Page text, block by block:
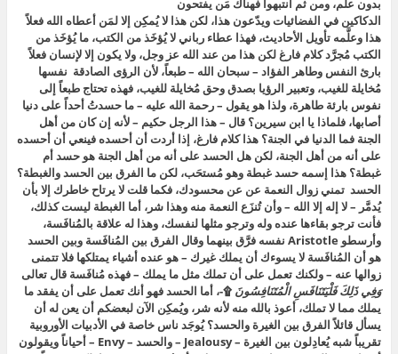
الدكاكين في الفضائيات ويدّعون هذا، لكن هذا لا يُمكِن إلا لمَن أعطاه الله فعلاً
هذا وعلَّمه تأويل الأحاديث، فهذا عطاء رباني لا يُؤخَذ من الكتب، ما يُؤخَذ من
الكتب مُجرَّد كلام فارغ لكن هذا من عند الله عز وجل، ولا يكون إلا لإنسان فعلاً
بارئ النفس وطاهر الفؤاد – سبحان الله – طبعاً، لأن الرؤى الصادقة نفسها
مُخايلة للغيب، وتعبير الرؤيا بصدق وحق مُخايلة للغيب، فهذه تحتاج طبعاً إلى
نفوس بارئة طاهرة، ولذا هو يقول – رحمة الله عليه – ما حسدتُ أحداً على دنيا
أصابها، فلماذا يا ابن سيرين؟ قال – هذا الرجل حكيم – لأنه إن كان من أهل
الجنة فما الدنيا في الجنة؟ هذا كلام فارغ، إذا أردت أن أحسده فينعي أن أحسده
على أنه من أهل الجنة، لكن هل الحسد على أنه من أهل الجنة هو حسد أم
غبطة؟ هذا إسمه حسد غبطة وهو مُستحَب، لكن ما الفرق بين الحسد والغبطة؟
الحسد تمني زوال النعمة عن عن محسودك، فكما قلت لا يرتاح خاطرك إلا بأن
يُدمَّر – لا إله إلا الله – وأن تُنزَع النعمة منه وهذا شر، أما الغبطة ليست كذلك،
فأنت ترجو بقاءها عنده وله وترجو مثلها لنفسك، وهذا له علاقة بالمُنافَسة،
وأرسطو Aristotle نفسه فرَّق بينهما وقال الفرق بين المُنافَسة وبين الحسد
هو أن المُنافَسة لا يسوءك أن يملك غيرك – هو عنده أشياء يمتلكها فلا تتمنى
زوالها عنه – ولكنك تعمل على أن تملك مثل ما يملك – فهذه مُنافَسة قال تعالى
وَفِي ذَلِكَ فَلْيَتَنَافَسِ الْمُتَنَافِسُونَ ۩-، أما الحسد فهو أنك تعمل على أن يفقد ما
يملك مما لا تملك، أعوذ بالله منه لأنه شر، ويُمكِن الآن لبعضكم أن يعن له أن
يسأل قائلاً الفرق بين الغيرة والحسد؟ يُوجَد ناس خاصة في الأدبيات الأوروبية
تقريباً شبه يُعادِلون بين الغيرة – Jealousy – والحسد – Envy – أحياناً ويقولون